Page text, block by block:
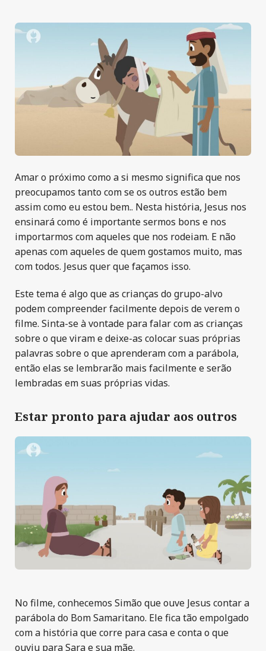
Amar o próximo como a si mesmo significa que nos
preocupamos tanto com se os outros estão bem
assim como eu estou bem.. Nesta história, Jesus nos
ensinará como é importante sermos bons e nos
importarmos com aqueles que nos rodeiam. E não
apenas com aqueles de quem gostamos muito, mas
com todos. Jesus quer que façamos isso.
Este tema é algo que as crianças do grupo-alvo
podem compreender facilmente depois de verem o
filme. Sinta-se à vontade para falar com as crianças
sobre o que viram e deixe-as colocar suas próprias
palavras sobre o que aprenderam com a parábola,
então elas se lembrarão mais facilmente e serão
lembradas em suas próprias vidas.
Estar pronto para ajudar aos outros
No filme, conhecemos Simão que ouve Jesus contar a
parábola do Bom Samaritano. Ele fica tão empolgado
com a história que corre para casa e conta o que
ouviu para Sara e sua mãe.